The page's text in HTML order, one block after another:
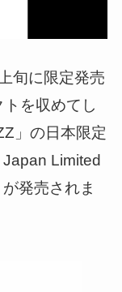
旬に限定発売
を収めてし
」の日本限定
Limited
発売されま